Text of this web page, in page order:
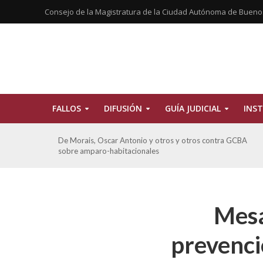
Consejo de la Magistratura de la Ciudad Autónoma de
FALLOS DIFUSIÓN GUÍA JUDICIAL
De Morais, Oscar Antonio y otros y otros contra GCBA
sobre amparo-habitacionales